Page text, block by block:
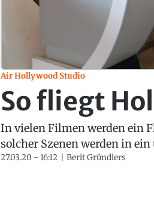
Air Hollywood Studio
So fliegt
In vielen Filmen werden ein
solcher Szenen werden in
27.03.20 - 16:12 Berit Gründlers